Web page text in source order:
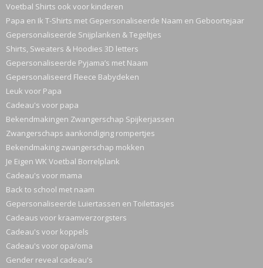
Voetbal Shirts ook voor kinderen
Papa en Ik T-Shirts met Gepersonaliseerde Naam en Geboortejaar
Gepersonaliseerde Snijplanken & Tegeltjes
Shirts, Sweaters & Hoodies 3D letters
Gepersonaliseerde Pyjama’s met Naam
Gepersonaliseerd Fleece Babydeken
Leuk voor Papa
Cadeau's voor papa
Bekendmakingen Zwangerschap Spijkerjassen
Zwangerschaps aankondiging rompertjes
Bekendmaking zwangerschap mokken
Je Eigen WK Voetbal Borrelplank
Cadeau's voor mama
Back to school met naam
Gepersonaliseerde Luiertassen en Toilettasjes
Cadeaus voor kraamverzorgsters
Cadeau's voor koppels
Cadeau's voor opa/oma
Gender reveal cadeau's